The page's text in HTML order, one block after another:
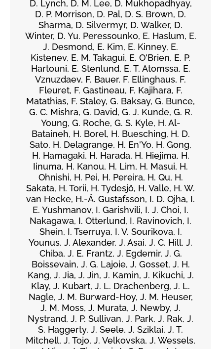
D. Lynch, D. M. Lee, D. Mukhopadhyay,
D. P. Morrison, D. Pal, D. S. Brown, D.
Sharma, D. Silvermyr, D. Walker, D.
Winter, D. Yu. Peressounko, E. Haslum, E.
J. Desmond, E. Kim, E. Kinney, E.
Kistenev, E. M. Takagui, E. O'Brien, E. P.
Hartouni, E. Stenlund, E. T. Atomssa, E.
Vznuzdaev, F. Bauer, F. Ellinghaus, F.
Fleuret, F. Gastineau, F. Kajihara, F.
Matathias, F. Staley, G. Baksay, G. Bunce,
G. C. Mishra, G. David, G. J. Kunde, G. R.
Young, G. Roche, G. S. Kyle, H. Al-
Bataineh, H. Borel, H. Buesching, H. D.
Sato, H. Delagrange, H. En'Yo, H. Gong,
H. Hamagaki, H. Harada, H. Hiejima, H.
Iinuma, H. Kanou, H. Lim, H. Masui, H.
Ohnishi, H. Pei, H. Pereira, H. Qu, H.
Sakata, H. Torii, H. Tydesjö, H. Valle, H. W.
van Hecke, H.-Å. Gustafsson, I. D. Ojha, I.
E. Yushmanov, I. Garishvili, I. J. Choi, I.
Nakagawa, I. Otterlund, I. Ravinovich, I.
Shein, I. Tserruya, I. V. Sourikova, I.
Younus, J. Alexander, J. Asai, J. C. Hill, J.
Chiba, J. E. Frantz, J. Egdemir, J. G.
Boissevain, J. G. Lajoie, J. Gosset, J. H.
Kang, J. Jia, J. Jin, J. Kamin, J. Kikuchi, J.
Klay, J. Kubart, J. L. Drachenberg, J. L.
Nagle, J. M. Burward-Hoy, J. M. Heuser,
J. M. Moss, J. Murata, J. Newby, J.
Nystrand, J. P. Sullivan, J. Park, J. Rak, J.
S. Haggerty, J. Seele, J. Sziklai, J. T.
Mitchell, J. Tojo, J. Velkovska, J. Wessels,